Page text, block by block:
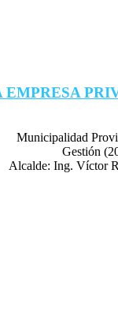
Municipalidad
Gestión
Alcalde: Ing. Víctor